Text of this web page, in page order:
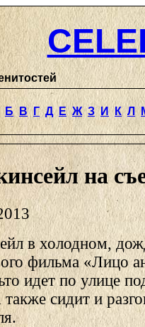
Б В Г Д Е Ж З И К Л
на
в холодном,
фильма «Лицо
идет по улице
сидит и